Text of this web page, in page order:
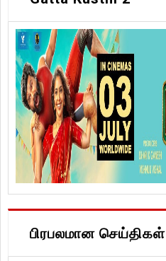
பிரபலமான செய்திகள்